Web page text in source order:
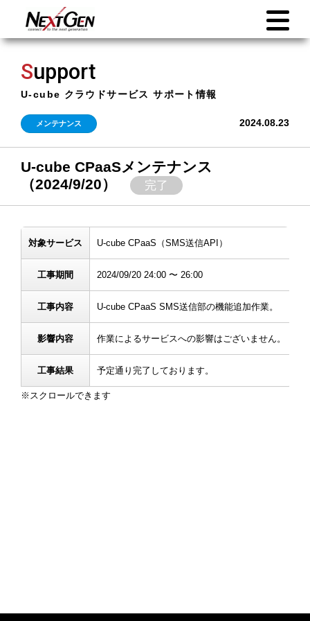
Support
U-cube クラウドサービス サポート情報
メンテナンス 2024.08.23
U-cube CPaaSメンテナンス
（2024/9/20）
完了
対象サービス U-cube CPaaS（SMS送信API）
工事期間 2024/09/20 24:00 〜 26:00
工事内容 U-cube CPaaS SMS送信部の機能追加作業。
影響内容 作業によるサービスへの影響はございません。
工事結果 予定通り完了しております。